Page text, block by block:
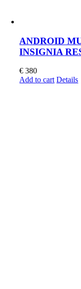
ANDROID
INSIGNIA
€ 380
Add to cart Details